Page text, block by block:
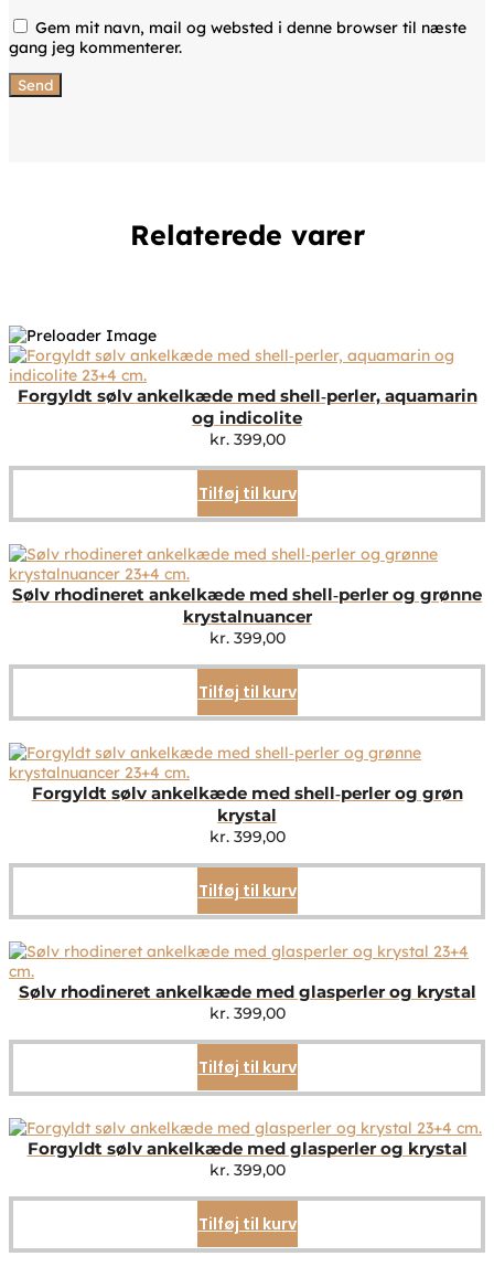
Gem mit navn, mail og websted i denne browser til næste
gang jeg kommenterer.
Relaterede varer
Forgyldt sølv ankelkæde med shell‑perler, aquamarin
og indicolite
kr.399,00
Tilføj til kurv
Sølv rhodineret ankelkæde med shell‑perler og grønne
krystalnuancer
kr.399,00
Tilføj til kurv
Forgyldt sølv ankelkæde med shell‑perler og grøn
krystal
kr.399,00
Tilføj til kurv
Sølv rhodineret ankelkæde med glasperler og krystal
kr.399,00
Tilføj til kurv
Forgyldt sølv ankelkæde med glasperler og krystal
kr.399,00
Tilføj til kurv